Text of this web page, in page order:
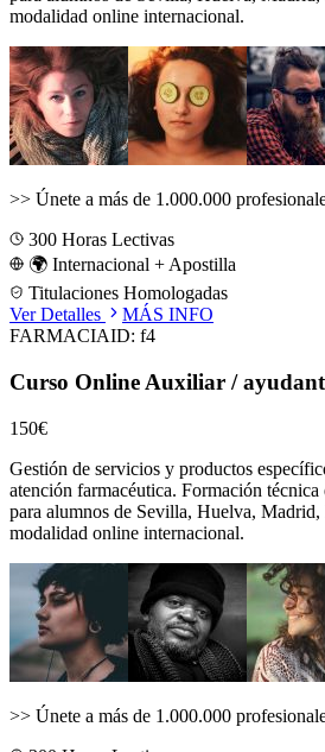
modalidad online internacional.
>> Únete a más de 1.000.000
300 Horas Lectivas
🌍 Internacional + Apostilla
Titulaciones Homologadas
Ver Detalles
MÁS INFO
FARMACIAID: f4
Curso Online Auxiliar /
150€
Gestión de servicios y productos
atención farmacéutica. Formación técnica
para alumnos de Sevilla, Huelva, Madrid,
modalidad online internacional.
>> Únete a más de 1.000.000